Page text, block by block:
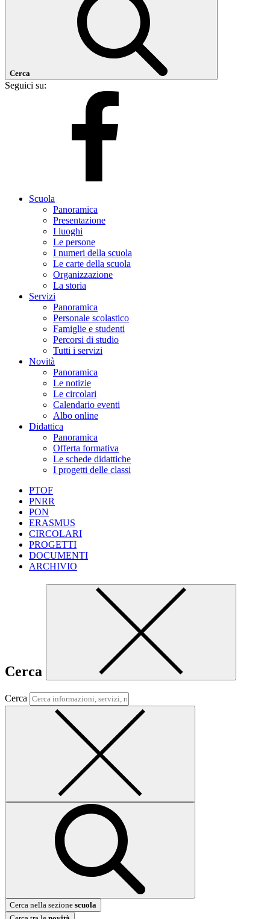
Cerca
Seguici su:
Scuola
Panoramica
Presentazione
I luoghi
Le persone
I numeri della scuola
Le carte della scuola
Organizzazione
La storia
Servizi
Panoramica
Personale scolastico
Famiglie e studenti
Percorsi di studio
Tutti i servizi
Novità
Panoramica
Le notizie
Le circolari
Calendario eventi
Albo online
Didattica
Panoramica
Offerta formativa
Le schede didattiche
I progetti delle classi
PTOF
PNRR
PON
ERASMUS
CIRCOLARI
PROGETTI
DOCUMENTI
ARCHIVIO
Cerca
Cerca
Cerca nella sezione scuola